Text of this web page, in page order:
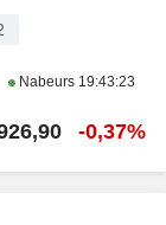
Nabeurs 19:43:23
-0,37%